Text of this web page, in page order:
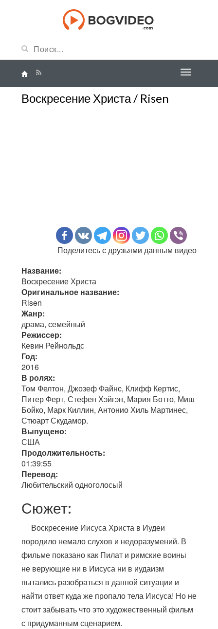
Воскресение Христа / Risen
Поделитесь с друзьями данным видео
Название:
Воскресение Христа
Оригинальное название:
Risen
Жанр:
драма, семейный
Режиссер:
Кевин Рейнольдс
Год:
2016
В ролях:
Том Фелтон, Джозеф Файнc, Клифф Кертис,
Питер Ферт, Стефен Хэйгэн, Мария Ботто, Миш
Бойко, Марк Киллин, Антонио Хиль Мартинес,
Стюарт Скудамор.
Выпущено:
США
Продолжительность:
01:39:55
Перевод:
Любительский одноголосый
Сюжет:
Воскресение Иисуса Христа в Иудеи
породило немало слухов и недоразумений. В
фильме показано как Пилат и римские воины
не верующие ни в Иисуса ни в иудаизм
пытались разобраться в данной ситуации и
найти ответ куда же пропало тела Иисуса! Но не
стоит забывать что это художественный фильм
с придуманным сценарием.